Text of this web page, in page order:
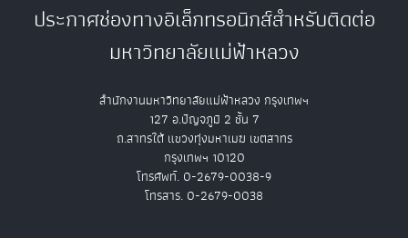
ประกาศช่องทางอิเล็กทรอนิกส์สำหรับติดต่อ
มหาวิทยาลัยแม่ฟ้าหลวง
สำนักงานมหาวิทยาลัยแม่ฟ้าหลวง กรุงเทพฯ
127 อ.ปัญจภูมิ 2 ชั้น 7
ถ.สาทรใต้ แขวงทุ่งมหาเมฆ เขตสาทร
กรุงเทพฯ 10120
โทรศัพท์. 0-2679-0038-9
โทรสาร. 0-2679-0038